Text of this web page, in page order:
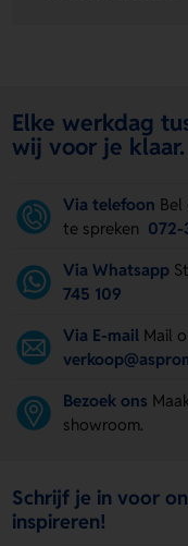
Elke werkdag
wij voor je klaar.
Via telefoon Bel
te spreken 072-
Via Whatsapp
745 109
Via E-mail Mail
Bezoek ons
showroom.
Schrijf je in voor
inspireren!